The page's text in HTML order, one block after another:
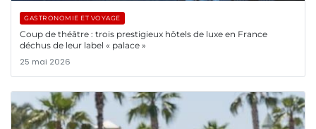
GASTRONOMIE ET VOYAGE
Coup de théâtre : trois prestigieux hôtels de luxe en France
déchus de leur label « palace »
25 mai 2026